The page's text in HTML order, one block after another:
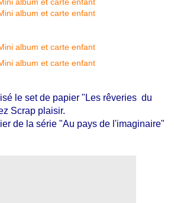
le set de papier "Les rêveries du
Scrap plaisir.
de la série "Au pays de l'imaginaire"